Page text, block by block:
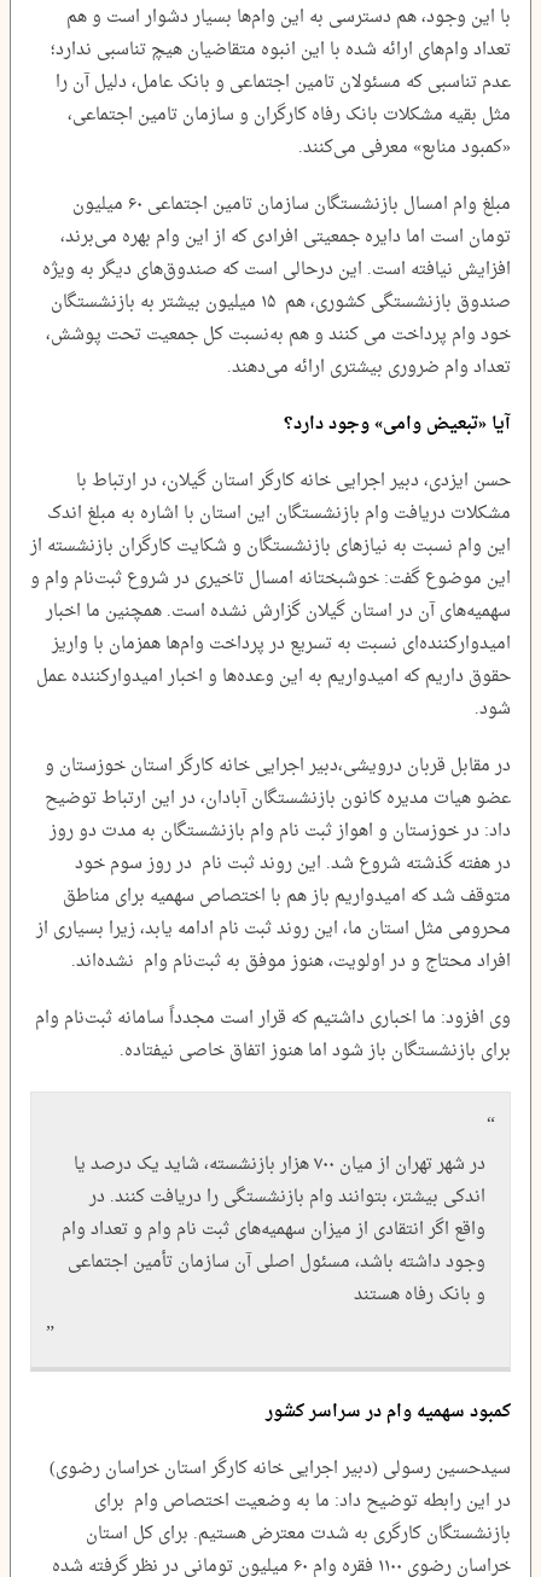
با این وجود، هم دسترسی به این وام‌ها بسیار دشوار است و هم
تعداد وام‌های ارائه شده با این انبوه متقاضیان هیچ تناسبی ندارد؛
عدم‌ تناسبی که مسئولان تامین اجتماعی و بانک عامل، دلیل آن را
مثل بقیه مشکلات بانک رفاه کارگران و سازمان تامین اجتماعی،
«کمبود منابع» معرفی می‌کنند.
مبلغ وام امسال بازنشستگان سازمان تامین اجتماعی ۶۰ میلیون
تومان است اما دایره جمعیتی افرادی که از این وام بهره می‌برند،
افزایش نیافته است. این درحالی است که صندوق‌های دیگر به ویژه
صندوق بازنشستگی کشوری، هم ۱۵ میلیون بیشتر به بازنشستگان
خود وام پرداخت می کنند و هم به‌نسبت کل جمعیت تحت پوشش،
تعداد وام ضروری بیشتری ارائه می‌دهند.
آیا «تبعیض وامی» وجود دارد؟
حسن ایزدی، دبیر اجرایی خانه کارگر استان گیلان، در ارتباط با
مشکلات دریافت وام بازنشستگان این استان با اشاره به مبلغ اندک
این وام نسبت به نیازهای بازنشستگان و شکایت کارگران بازنشسته از
این موضوع گفت: خوشبختانه امسال تاخیری در شروع ثبت‌نام وام و
سهمیه‌های آن در استان گیلان گزارش نشده است. همچنین ما اخبار
امیدوارکننده‌ای نسبت به تسریع در پرداخت وام‌ها همزمان با واریز
حقوق داریم که امیدواریم به این وعده‌ها و اخبار امیدوارکننده عمل
شود.
در مقابل قربان درویشی،دبیر اجرایی خانه کارگر استان خوزستان و
عضو هیات مدیره کانون بازنشستگان آبادان، در این ارتباط توضیح
داد: در خوزستان و اهواز ثبت نام وام بازنشستگان به مدت دو روز
در هفته گذشته شروع شد. این روند ثبت نام در روز سوم خود
متوقف شد که امیدواریم باز هم با اختصاص سهمیه برای مناطق
محرومی مثل استان ما، این روند ثبت نام ادامه یابد، زیرا بسیاری از
افراد محتاج و در اولویت، هنوز موفق به ثبت‌نام وام نشده‌اند.
وی افزود: ما اخباری داشتیم که قرار است مجدداً سامانه ثبت‌نام وام
برای بازنشستگان باز شود اما هنوز اتفاق خاصی نیفتاده.
در شهر تهران از میان ۷۰۰ هزار بازنشسته، شاید یک درصد یا
اندکی بیشتر، بتوانند وام بازنشستگی را دریافت کنند. در
واقع اگر انتقادی از میزان سهمیه‌های ثبت نام وام و تعداد وام
وجود داشته باشد، مسئول اصلی آن سازمان تأمین اجتماعی
و بانک رفاه هستند
کمبود سهمیه وام در سراسر کشور
سیدحسین رسولی (دبیر اجرایی خانه کارگر استان خراسان رضوی)
در این رابطه توضیح داد: ما به وضعیت اختصاص وام برای
بازنشستگان کارگری به شدت معترض هستیم. برای کل استان
خراسان رضوی ۱۱۰۰ فقره وام ۶۰ میلیون تومانی در نظر گرفته شده